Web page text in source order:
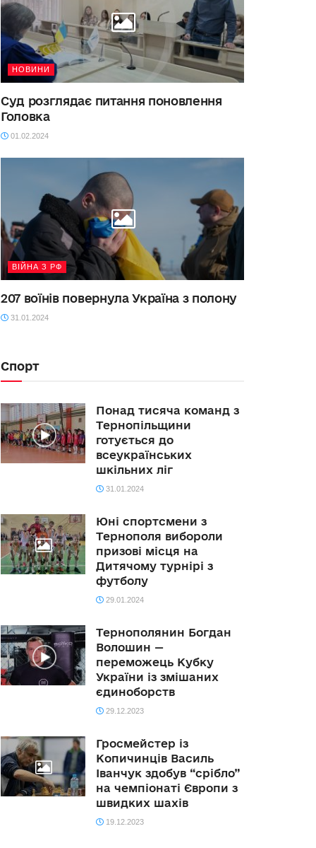
НОВИНИ
Суд розглядає питання поновлення
Головка
01.02.2024
ВІЙНА З РФ
207 воїнів повернула Україна з полону
31.01.2024
Спорт
Понад тисяча команд з
Тернопільщини
готується до
всеукраїнських
шкільних ліг
31.01.2024
Юні спортсмени з
Тернополя вибороли
призові місця на
Дитячому турнірі з
футболу
29.01.2024
Тернополянин Богдан
Волошин —
переможець Кубку
України із змішаних
єдиноборств
29.12.2023
Гросмейстер із
Копичинців Василь
Іванчук здобув “срібло”
на чемпіонаті Європи з
швидких шахів
19.12.2023